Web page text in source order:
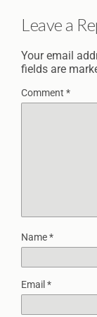
Leave a
Your email
fields are
Comment *
Name*
Email *